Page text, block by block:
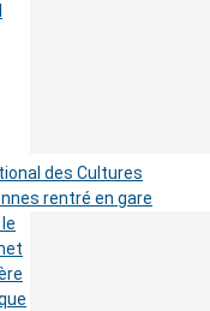
des Cultures
rentré en gare